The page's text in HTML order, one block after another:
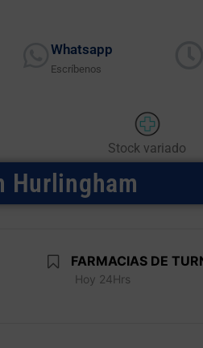
Whatsapp
Escríbenos
Stock variado
Hurlingham
FARMACIAS DE
Hoy 24Hrs